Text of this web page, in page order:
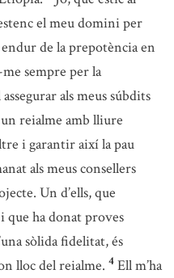
el meu domini per
de la prepotència en
sempre per la
als meus súbdits
reialme amb lliure
i garantir així la pau
als meus consellers
Un d’ells, que
que ha donat proves
sòlida fidelitat, és
lloc del reialme. 4 Ell m’ha